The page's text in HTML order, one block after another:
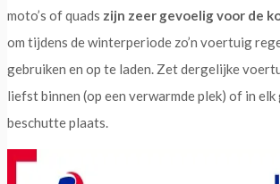
moto’s of quads zijn zeer gevoelig voor de
om tijdens de winterperiode zo’n voertuig
gebruiken en op te laden. Zet dergelijke
liefst binnen (op een verwarmde plek) of in elk
beschutte plaats.